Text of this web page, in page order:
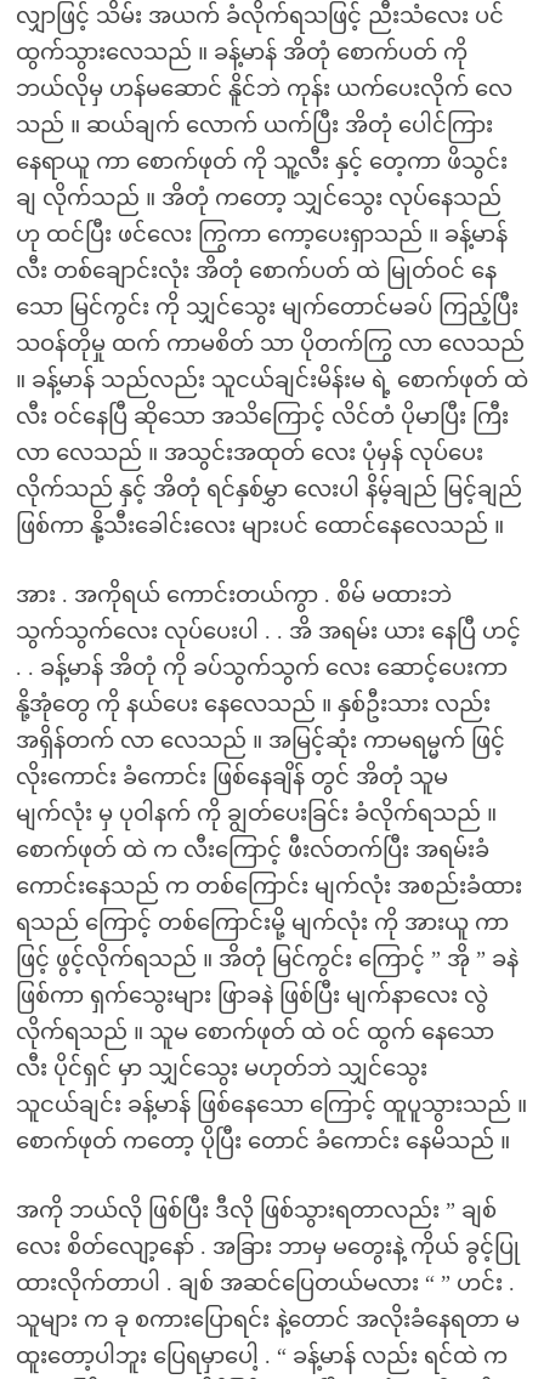
လျှာဖြင့် သိမ်း အယက် ခံလိုက်ရသဖြင့် ညီးသံလေး ပင်
ထွက်သွားလေသည် ။ ခန့်မာန် အိတုံ စောက်ပတ် ကို
ဘယ်လိုမှ ဟန်မဆောင် နိူင်ဘဲ ကုန်း ယက်ပေးလိုက် လေ
သည် ။ ဆယ်ချက် လောက် ယက်ပြီး အိတုံ ပေါင်ကြား
နေရာယူ ကာ စောက်ဖုတ် ကို သူ့လီး နှင့် တေ့ကာ ဖိသွင်း
ချ လိုက်သည် ။ အိတုံ ကတော့ သျှင်သွေး လုပ်နေသည်
ဟု ထင်ပြီး ဖင်လေး ကြွကာ ကော့ပေးရှာသည် ။ ခန့်မာန်
လီး တစ်ချောင်းလုံး အိတုံ စောက်ပတ် ထဲ မြုတ်ဝင် နေ
သော မြင်ကွင်း ကို သျှင်သွေး မျက်တောင်မခပ် ကြည့်ပြီး
သဝန်တိုမှု ထက် ကာမစိတ် သာ ပိုတက်ကြွ လာ လေသည်
။ ခန့်မာန် သည်လည်း သူငယ်ချင်းမိန်းမ ရဲ့ စောက်ဖုတ် ထဲ
လီး ဝင်နေပြီ ဆိုသော အသိကြောင့် လိင်တံ ပိုမာပြီး ကြီး
လာ လေသည် ။ အသွင်းအထုတ် လေး ပုံမှန် လုပ်ပေး
လိုက်သည် နှင့် အိတုံ ရင်နှစ်မွှာ လေးပါ နိမ့်ချည် မြင့်ချည်
ဖြစ်ကာ နို့သီးခေါင်းလေး များပင် ထောင်နေလေသည် ။
အား . အကိုရယ် ကောင်းတယ်ကွာ . စိမ် မထားဘဲ
သွက်သွက်လေး လုပ်ပေးပါ . . အိ အရမ်း ယား နေပြီ ဟင့်
. . ခန့်မာန် အိတုံ ကို ခပ်သွက်သွက် လေး ဆောင့်ပေးကာ
နို့အုံတွေ ကို နယ်ပေး နေလေသည် ။ နှစ်ဦးသား လည်း
အရှိန်တက် လာ လေသည် ။ အမြင့်ဆုံး ကာမရမ္မက် ဖြင့်
လိုးကောင်း ခံကောင်း ဖြစ်နေချိန် တွင် အိတုံ သူမ
မျက်လုံး မှ ပုဝါနက် ကို ချွတ်ပေးခြင်း ခံလိုက်ရသည် ။
စောက်ဖုတ် ထဲ က လီးကြောင့် ဖီးလ်တက်ပြီး အရမ်းခံ
ကောင်းနေသည် က တစ်ကြောင်း မျက်လုံး အစည်းခံထား
ရသည် ကြောင့် တစ်ကြောင်းမို့ မျက်လုံး ကို အားယူ ကာ
ဖြင့် ဖွင့်လိုက်ရသည် ။ အိတုံ မြင်ကွင်း ကြောင့် ” အို ” ခနဲ
ဖြစ်ကာ ရှက်သွေးများ ဖြာခနဲ ဖြစ်ပြီး မျက်နာလေး လွဲ
လိုက်ရသည် ။ သူမ စောက်ဖုတ် ထဲ ဝင် ထွက် နေသော
လီး ပိုင်ရှင် မှာ သျှင်သွေး မဟုတ်ဘဲ သျှင်သွေး
သူငယ်ချင်း ခန့်မာန် ဖြစ်နေသော ကြောင့် ထူပူသွားသည် ။
စောက်ဖုတ် ကတော့ ပိုပြီး တောင် ခံကောင်း နေမိသည် ။
အကို ဘယ်လို ဖြစ်ပြီး ဒီလို ဖြစ်သွားရတာလည်း ” ချစ်
လေး စိတ်လျော့နော် . အခြား ဘာမှ မတွေးနဲ့ ကိုယ် ခွင့်ပြု
ထားလိုက်တာပါ . ချစ် အဆင်ပြေတယ်မလား “ ” ဟင်း .
သူများ က ခု စကားပြောရင်း နဲ့တောင် အလိုးခံနေရတာ မ
ထူးတော့ပါဘူး ပြေရမှာပေါ့ . “ ခန့်မာန် လည်း ရင်ထဲ က